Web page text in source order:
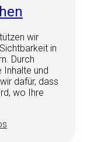
wir
in
Durch
Inhalte und
dafür, dass
wo Ihre